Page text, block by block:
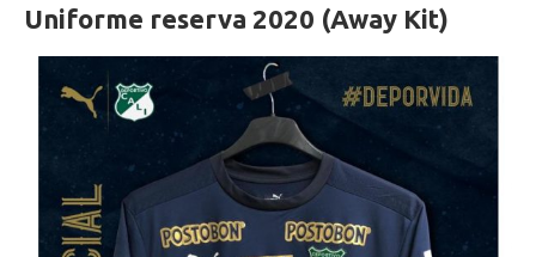
Uniforme reserva 2020 (Away Kit)